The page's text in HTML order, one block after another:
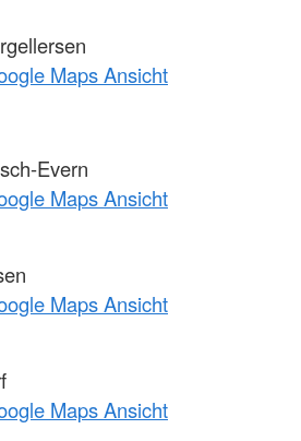
Maps Ansicht
Evern
Maps Ansicht
Maps Ansicht
Maps Ansicht